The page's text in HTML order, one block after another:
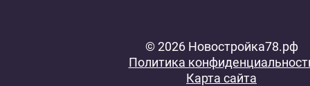
© 2026 Новостройка78.рф
Политика
Карта сайта